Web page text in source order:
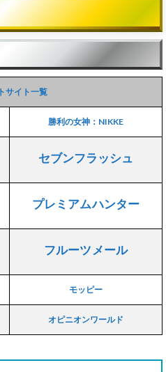
サイト一覧
勝利の女神：NIKKE
セブンフラッシュ
プレミアムハンター
フルーツメール
モッピー
オピニオンワールド